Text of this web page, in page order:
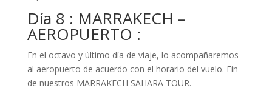
Día 8 : MARRAKECH –
AEROPUERTO :
En el octavo y último día de viaje, lo acompañaremos
al aeropuerto de acuerdo con el horario del vuelo. Fin
de nuestros MARRAKECH SAHARA TOUR.